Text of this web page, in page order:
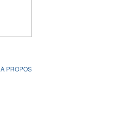
À PROPOS